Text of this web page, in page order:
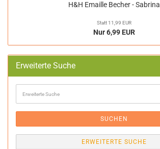
H&H Emaille Becher - Sabrina
Statt 11,99 EUR
Nur 6,99 EUR
Erweiterte Suche
Suche
SUCHEN
ERWEITERTE SUCHE